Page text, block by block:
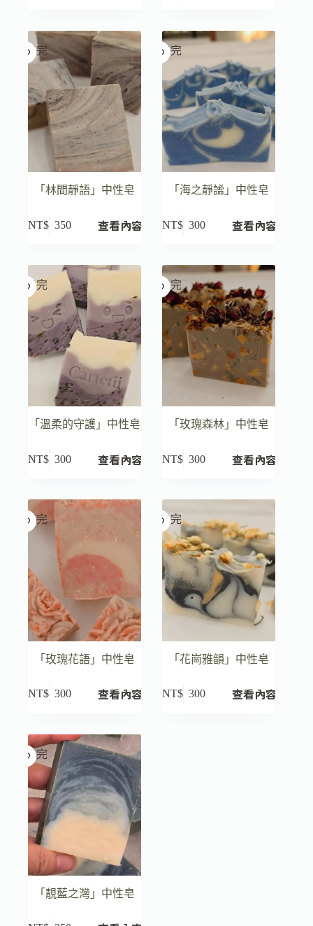
已售完
「林間靜語」中性皂
NT$ 350 查看內容
已售完
「海之靜謐」中性皂
NT$ 300 查看內容
已售完
「溫柔的守護」中性皂
NT$ 300 查看內容
已售完
「玫瑰森林」中性皂
NT$ 300 查看內容
已售完
「玫瑰花語」中性皂
NT$ 300 查看內容
已售完
「花崗雅韻」中性皂
NT$ 300 查看內容
已售完
「靚藍之灣」中性皂